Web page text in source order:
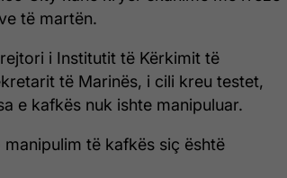
të martën.
i Institutit të Kërkimit të
të Marinës, i cili kreu testet,
e kafkës nuk ishte manipuluar.
të kafkës siç është